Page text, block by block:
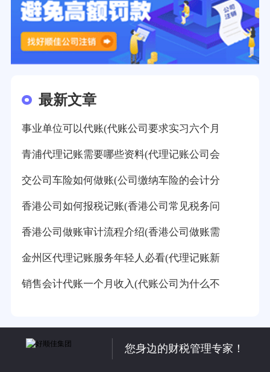
最新文章
事业单位可以代账(代账公司要求实习六个月
青浦代理记账需要哪些资料(代理记账公司会
交公司车险如何做账(公司缴纳车险的会计分
香港公司如何报税记账(香港公司常见税务问
香港公司做账审计流程介绍(香港公司做账需
金州区代理记账服务年轻人必看(代理记账新
销售会计代账一个月收入(代账公司为什么不
您身边的财税管理专家！